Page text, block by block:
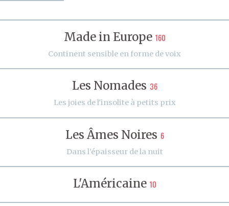
Made in Europe 160
Continent sensible en forme de voix
Les Nomades 36
Les joies de l'insolite à petits prix
Les Âmes Noires 6
Dans l’épaisseur de la nuit
L'Américaine 10